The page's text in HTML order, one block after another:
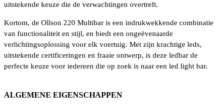
uitstekende keuze die de verwachtingen overtreft.
Kortom, de Ollson 220 Multibar is een indrukwekkende combinatie
van functionaliteit en stijl, en biedt een ongeëvenaarde
verlichtingsoplossing voor elk voertuig. Met zijn krachtige leds,
uitstekende certificeringen en fraaie ontwerp, is deze ledbar de
perfecte keuze voor iedereen die op zoek is naar een led light bar.
ALGEMENE EIGENSCHAPPEN